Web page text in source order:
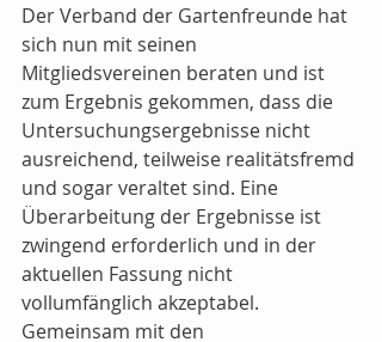
Der Verband der Gartenfreunde hat
sich nun mit seinen
Mitgliedsvereinen beraten und ist
zum Ergebnis gekommen, dass die
Untersuchungsergebnisse nicht
ausreichend, teilweise realitätsfremd
und sogar veraltet sind. Eine
Überarbeitung der Ergebnisse ist
zwingend erforderlich und in der
aktuellen Fassung nicht
vollumfänglich akzeptabel.
Gemeinsam mit den